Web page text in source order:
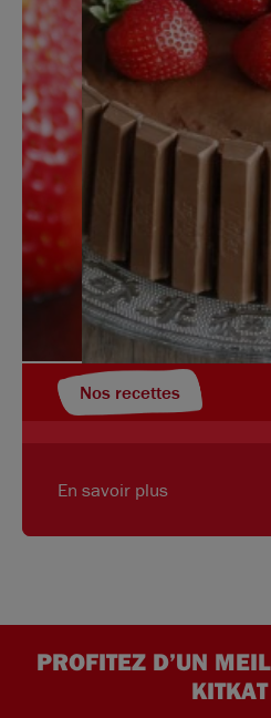
Nos recettes
En savoir plus
PROFITEZ D’UN